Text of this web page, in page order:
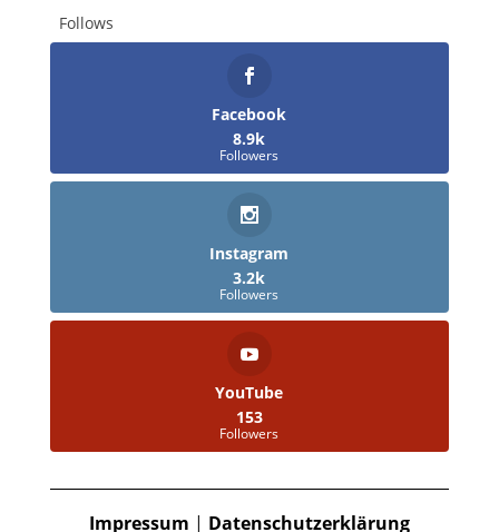
Follows
Facebook
8.9k
Followers
Instagram
3.2k
Followers
YouTube
153
Followers
Impressum | Datenschutzerklärung